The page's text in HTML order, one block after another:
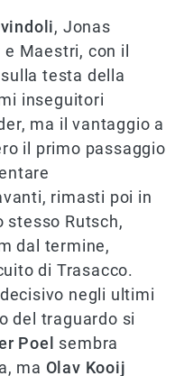
, Jonas
Maestri, con il
testa della
inseguitori
ma il vantaggio a
il primo passaggio
rimasti poi in
stesso Rutsch,
dal termine,
di Trasacco.
negli ultimi
del traguardo si
Poel
sembra
ma Olav Kooij